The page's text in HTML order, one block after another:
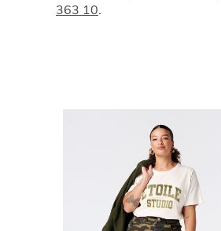
363 10